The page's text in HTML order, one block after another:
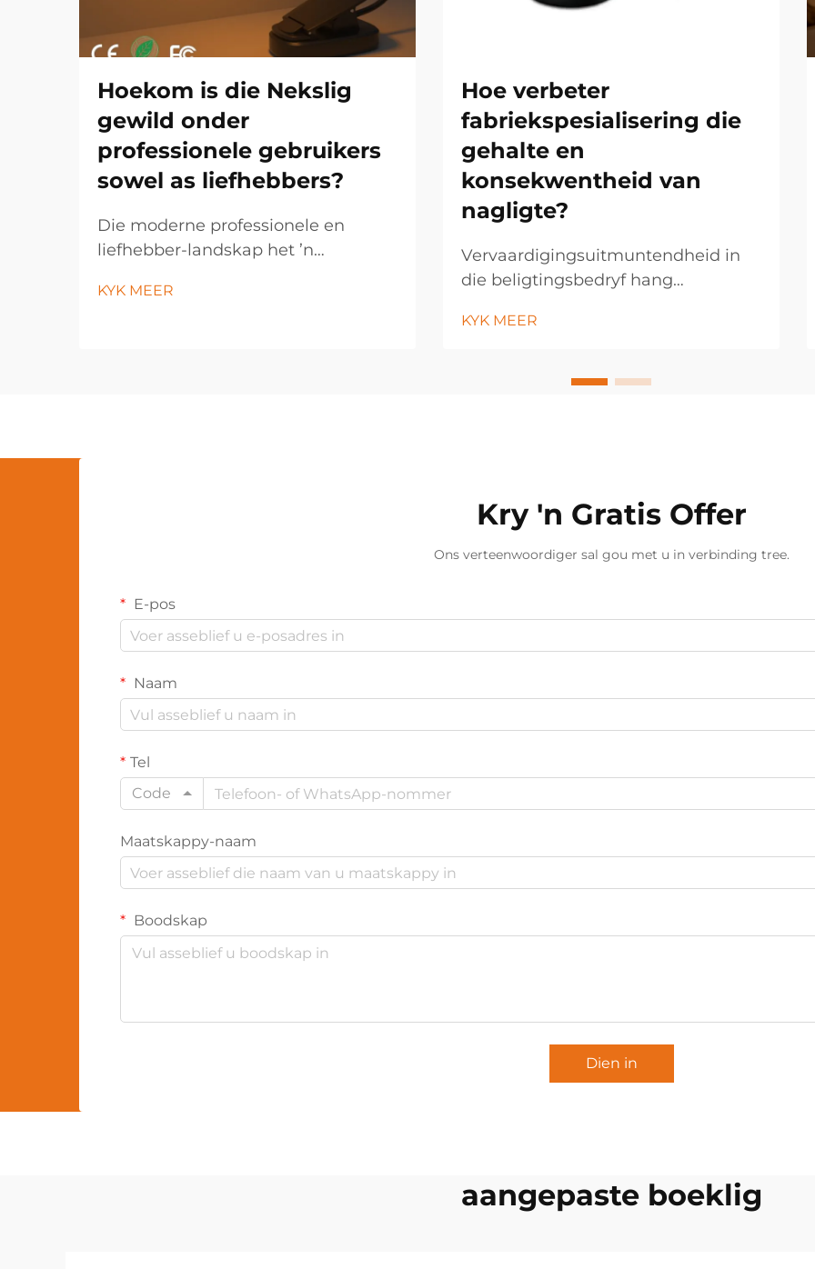
Hoekom is die Nekslig
gewild onder
professionele gebruikers
sowel as liefhebbers?
Die moderne professionele en
liefhebber-landskap het ’n
vry verligtingsoplossings beleef, met
KYK MEER
Hoe verbeter
fabriekspesialisering die
gehalte en
konsekwentheid van
nagligte?
Vervaardigingsuitmuntendheid in
die beligtingsbedryf hang
fabriekspesialiseringsstrategieë wat
konsekwente produkresultate
KYK MEER
Kry 'n Gratis Offer
Ons verteenwoordiger sal gou met u in verbinding tree.
E-pos
Naam
Tel
Code
Maatskappy-naam
Boodskap
Dien in
aangepaste boeklig